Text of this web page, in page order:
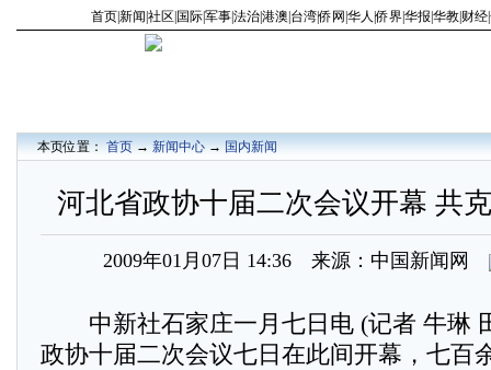
首页新闻 社区 国际军事法治港澳 台湾|侨网 华人 |侨界华报 华教 财经
本页位置：首页→新闻中心→国内新闻
河北省政协十届二次会议开幕 共
2009年01月07日 14:36 来源：中国新闻网
中新社石家庄一月七日电 (记者 牛琳
政协十届二次会议七日在此间开幕，七百